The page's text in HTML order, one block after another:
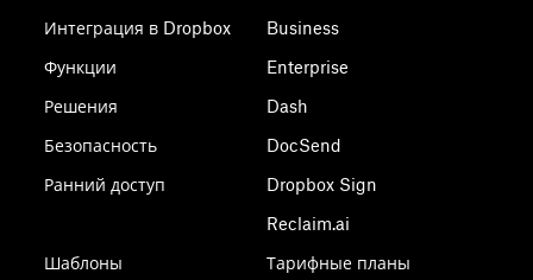
Интеграция в Dropbox
Функции
Решения
Безопасность
Ранний доступ
Шаблоны
Business
Enterprise
Dash
DocSend
Dropbox Sign
Reclaim.ai
Тарифные планы